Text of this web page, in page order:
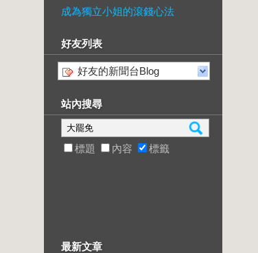
成為獨立小姐的滾錢心法
好友列表
好友的新聞台Blog
站內搜尋
標題 內容 標籤
最新文章